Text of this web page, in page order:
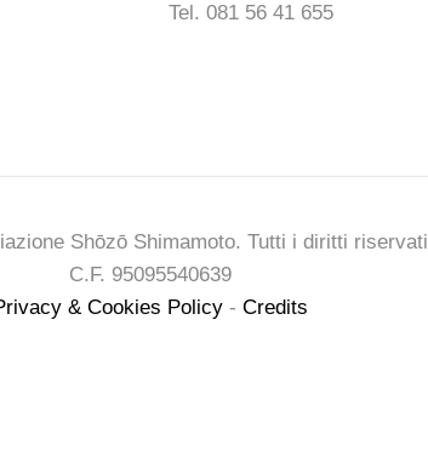
Tel. 081 56 41 655
Shōzō Shimamoto. Tutti i diritti riservati
C.F. 95095540639
& Cookies Policy - Credits